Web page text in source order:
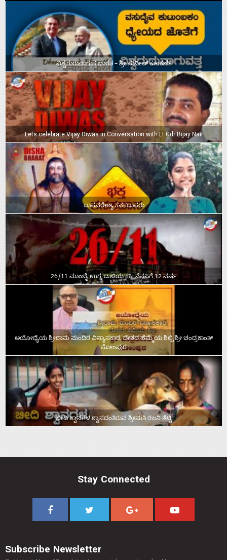
ವಿಶ್ವಗುರುವಾಗುತ್ತ ಭಾರತ – ಶ್ರೀ ಸುನೀಲ್‌ ಕುಲಕರ್ಣಿ
Lets celebrate Vijay Diwas in Conversation with Lt Cdr Bijay Nair
ದಾಸವರೇಣ್ಯ ಕನಕದಾಸರು
26/11 ಮುಂಬೈ ಉಗ್ರ ದಾಳಿಯ ಕಹಿ ನೆನಪಿಗೆ 12 ವರ್ಷ
ಅಯೋಧ್ಯೆಯ ಶ್ರೀರಾಮ ಮಂದಿರ ವಿನ್ಯಾಸಕಾರ, ದೇಶದ ಹೆಮ್ಮೆಯ ಶಿಲ್ಪಿ ಶ್ರೀ ಚಂದ್ರಕಾಂತ್‌
ಸೋಂಪುರ
ಬೀದಿ ಶ್ವಾನಗಳ ಶ್ವಾಸದಂತಿರುವ ಶ್ರೀಮತಿ ರಜನಿ ಶೆಟ್ಟಿ
Stay Connected
Subscribe Newsletter